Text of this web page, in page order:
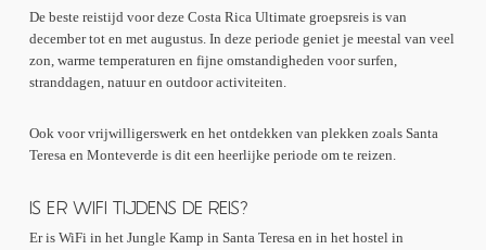
De beste reistijd voor deze Costa Rica Ultimate groepsreis is van
december tot en met augustus. In deze periode geniet je meestal van veel
zon, warme temperaturen en fijne omstandigheden voor surfen,
stranddagen, natuur en outdoor activiteiten.
Ook voor vrijwilligerswerk en het ontdekken van plekken zoals Santa
Teresa en Monteverde is dit een heerlijke periode om te reizen.
IS ER WIFI TIJDENS DE REIS?
Er is WiFi in het Jungle Kamp in Santa Teresa en in het hostel in